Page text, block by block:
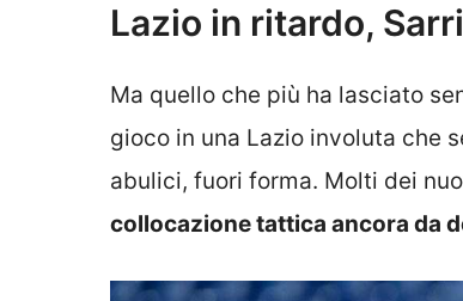
Lazio in ritardo,
Ma quello che più ha lasciato
gioco in una Lazio involuta che
abulici, fuori forma. Molti dei
collocazione tattica ancora da